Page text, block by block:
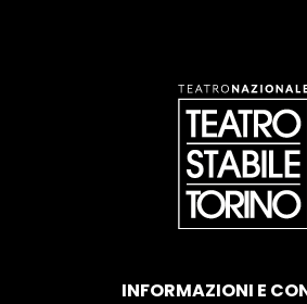
INFORMAZIONI E